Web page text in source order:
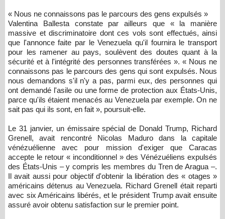
« Nous ne connaissons pas le parcours des gens expulsés »
Valentina Ballesta constate par ailleurs que « la manière
massive et discriminatoire dont ces vols sont effectués, ainsi
que l'annonce faite par le Venezuela qu'il fournira le transport
pour les ramener au pays, soulèvent des doutes quant à la
sécurité et à l'intégrité des personnes transférées ». « Nous ne
connaissons pas le parcours des gens qui sont expulsés. Nous
nous demandons s'il n'y a pas, parmi eux, des personnes qui
ont demandé l'asile ou une forme de protection aux États-Unis,
parce qu'ils étaient menacés au Venezuela par exemple. On ne
sait pas qui ils sont, en fait », poursuit-elle.
Le 31 janvier, un émissaire spécial de Donald Trump, Richard
Grenell, avait rencontré Nicolas Maduro dans la capitale
vénézuélienne avec pour mission d'exiger que Caracas
accepte le retour « inconditionnel » des Vénézuéliens expulsés
des États-Unis – y compris les membres du Tren de Aragua –.
Il avait aussi pour objectif d'obtenir la libération des « otages »
américains détenus au Venezuela. Richard Grenell était reparti
avec six Américains libérés, et le président Trump avait ensuite
assuré avoir obtenu satisfaction sur le premier point.